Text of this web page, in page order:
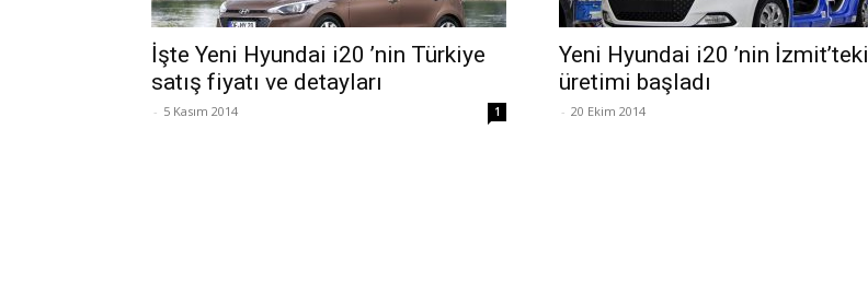
İşte Yeni Hyundai i20 ’nin Türkiye
satış fiyatı ve detayları
- 5 Kasım 2014 1
Yeni Hyundai i20 ’nin İzmit’teki
üretimi başladı
- 20 Ekim 2014